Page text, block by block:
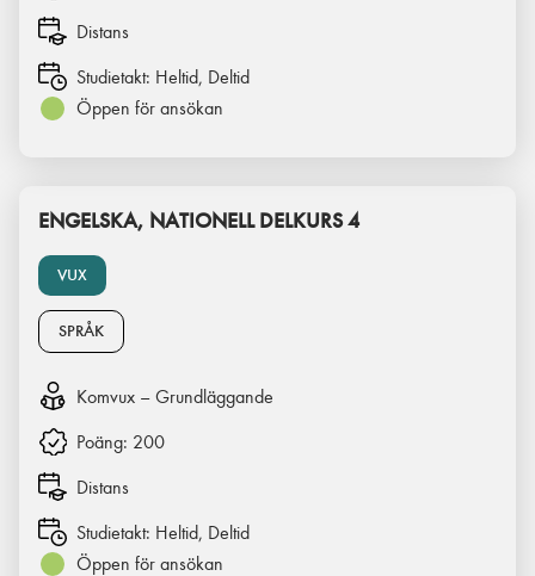
Distans
Studietakt: Heltid, Deltid
Öppen för ansökan
VUX
ENGELSKA, NATIONELL DELKURS 4
SPRÅK
Komvux – Grundläggande
Poäng: 200
Distans
Studietakt: Heltid, Deltid
Öppen för ansökan